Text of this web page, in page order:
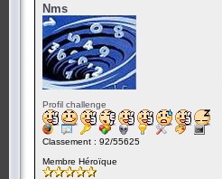
Nms
Profil challenge
Classement : 92/55625
Membre Héroïque